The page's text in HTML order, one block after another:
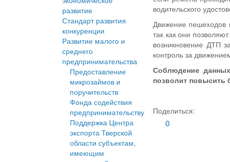
развитие
Стандарт развития
конкуренции
Развитие малого и
среднего
предпринимательства
Предоставление
микрозаймов и
поручительств
Фонда содействия
предпринимательству
Поддержка Центра
экспорта Тверской
области субъектам,
имеющим
водительского
Движение пешеходов
так как они
возникновение ДТП
контроль за
Соблюдение
позволит повысить
Поделиться:
0